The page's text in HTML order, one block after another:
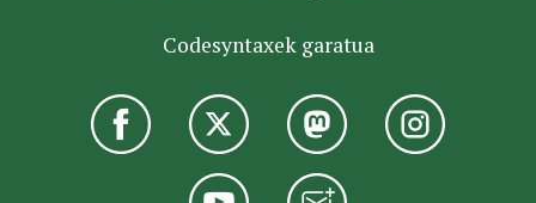
Codesyntaxek garatua